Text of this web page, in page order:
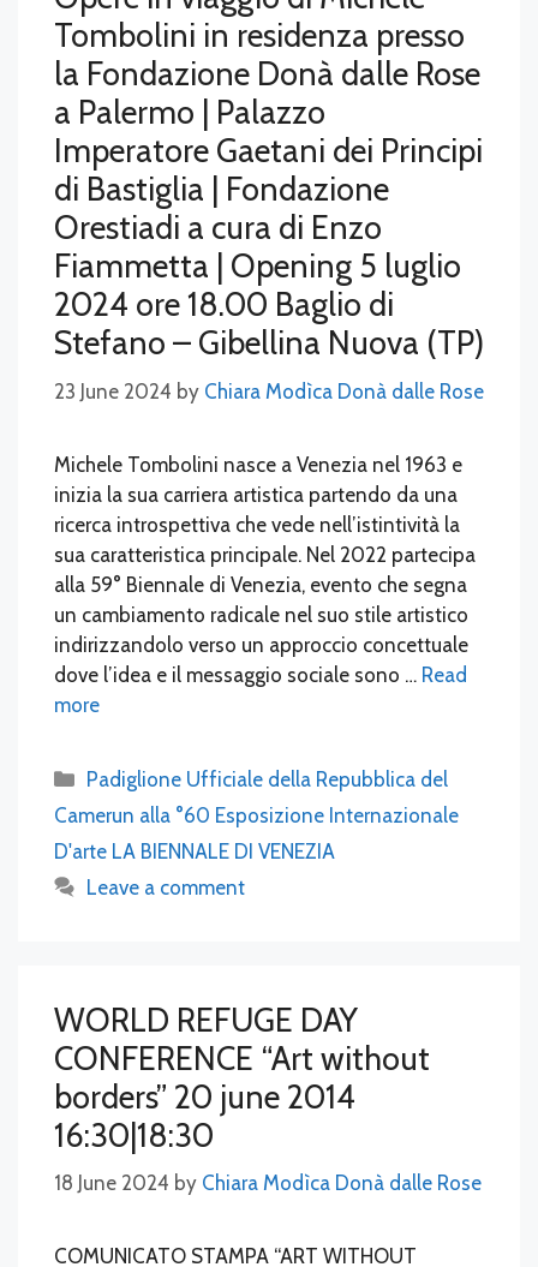
Tombolini in residenza presso
la Fondazione Donà dalle Rose
a Palermo | Palazzo
Imperatore Gaetani dei Principi
di Bastiglia | Fondazione
Orestiadi a cura di Enzo
Fiammetta | Opening 5 luglio
2024 ore 18.00 Baglio di
Stefano – Gibellina Nuova (TP)
23 June 2024 by Chiara Modìca Donà dalle Rose
Michele Tombolini nasce a Venezia nel 1963 e
inizia la sua carriera artistica partendo da una
ricerca introspettiva che vede nell’istintività la
sua caratteristica principale. Nel 2022 partecipa
alla 59° Biennale di Venezia, evento che segna
un cambiamento radicale nel suo stile artistico
indirizzandolo verso un approccio concettuale
dove l’idea e il messaggio sociale sono … Read
more
Categories
Padiglione Ufficiale della Repubblica del
Camerun alla °60 Esposizione Internazionale
D'arte LA BIENNALE DI VENEZIA
Leave a comment
WORLD REFUGE DAY
CONFERENCE “Art without
borders” 20 june 2014
16:30|18:30
18 June 2024 by Chiara Modìca Donà dalle Rose
COMUNICATO STAMPA “ART WITHOUT